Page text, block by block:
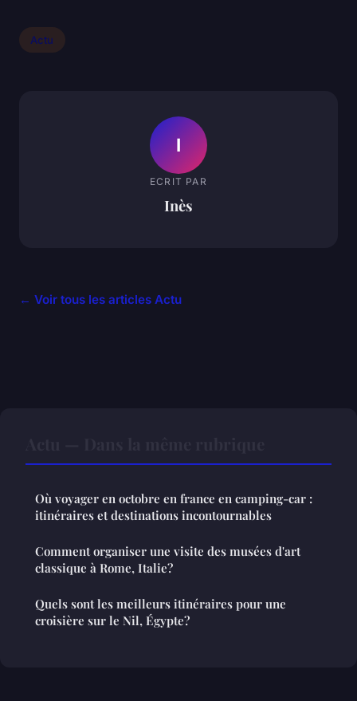
Actu
I
ECRIT PAR
Inès
← Voir tous les articles Actu
Où voyager en octobre en france en camping-car :
itinéraires et destinations incontournables
Comment organiser une visite des musées d'art
classique à Rome, Italie?
Quels sont les meilleurs itinéraires pour une
croisière sur le Nil, Égypte?